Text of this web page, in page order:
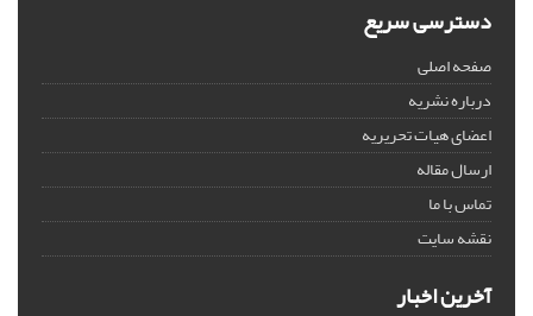
دسترسی سریع
صفحه اصلی
درباره نشریه
اعضای هیات تحریریه
ارسال مقاله
تماس با ما
نقشه سایت
آخرین اخبار